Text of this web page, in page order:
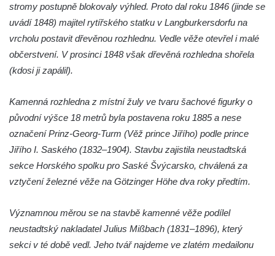
Vyhlídka v ulici Pod Chloumečkem v
Chloumku
Vyhlídka u Lückendorfu IV
Vyhlídka u Lückendorfu III
Vyhlídka u Lückendorfu I
Vyhlídka pod Kolištěm II
Vyhlídka pod Kolištěm
Vyhlídka u Köglerova kříže na Kamenné
Horce v Krásné Lípě
Vyhlídka v Dolní Chřibské
Vyhlídka nad Údolím samoty
Vyhlídka u Perníkové stráže mezi Údolím
stromy postupně blokovaly výhled. Proto dal roku 1846 (jinde se
uvádí 1848) majitel rytířského statku v Langburkersdorfu na
vrcholu postavit dřevěnou rozhlednu. Vedle věže otevřel i malé
občerstvení. V prosinci 1848 však dřevěná rozhledna shořela
(kdosi ji zapálil).
Kamenná rozhledna z místní žuly ve tvaru šachové figurky o
původní výšce 18 metrů byla postavena roku 1885 a nese
označení Prinz-Georg-Turm (Věž prince Jiřího) podle prince
Jiřího I. Saského (1832–1904). Stavbu zajistila neustadtská
sekce Horského spolku pro Saské Švýcarsko, chválená za
vztyčení železné věže na Götzinger Höhe dva roky předtím.
Významnou měrou se na stavbě kamenné věže podílel
neustadtský nakladatel Julius Mißbach (1831–1896), který
sekci v té době vedl. Jeho tvář najdeme ve zlatém medailonu